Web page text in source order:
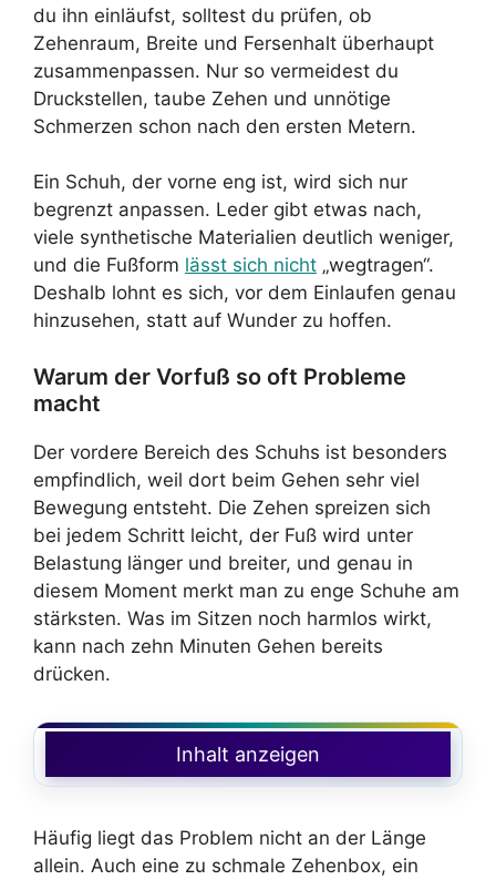
du ihn einläufst, solltest du prüfen, ob
Zehenraum, Breite und Fersenhalt überhaupt
zusammenpassen. Nur so vermeidest du
Druckstellen, taube Zehen und unnötige
Schmerzen schon nach den ersten Metern.
Ein Schuh, der vorne eng ist, wird sich nur
begrenzt anpassen. Leder gibt etwas nach,
viele synthetische Materialien deutlich weniger,
und die Fußform lässt sich nicht „wegtragen“.
Deshalb lohnt es sich, vor dem Einlaufen genau
hinzusehen, statt auf Wunder zu hoffen.
Warum der Vorfuß so oft Probleme
macht
Der vordere Bereich des Schuhs ist besonders
empfindlich, weil dort beim Gehen sehr viel
Bewegung entsteht. Die Zehen spreizen sich
bei jedem Schritt leicht, der Fuß wird unter
Belastung länger und breiter, und genau in
diesem Moment merkt man zu enge Schuhe am
stärksten. Was im Sitzen noch harmlos wirkt,
kann nach zehn Minuten Gehen bereits
drücken.
Inhalt anzeigen
Häufig liegt das Problem nicht an der Länge
allein. Auch eine zu schmale Zehenbox, ein